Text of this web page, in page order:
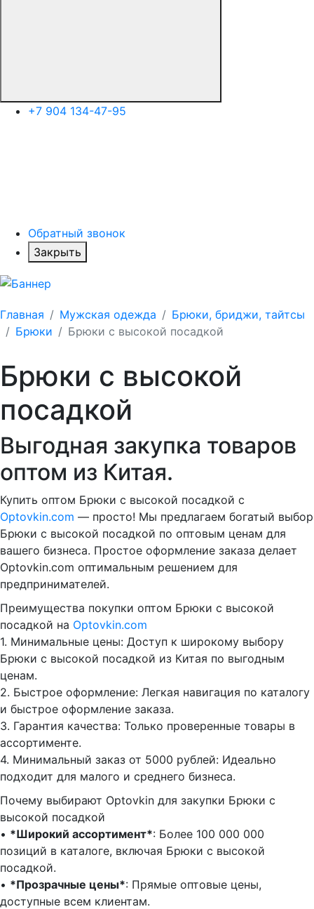
+7 904 134-47-95
Обратный звонок
Закрыть
Главная Мужская одежда
Брюки, бриджи, тайтсы
Брюки
Брюки с высокой посадкой
Брюки с высокой
посадкой
Выгодная закупка товаров
оптом из Китая.
Купить оптом Брюки с высокой посадкой с
Optovkin.com — просто! Мы предлагаем богатый выбор
Брюки с высокой посадкой по оптовым ценам для
вашего бизнеса. Простое оформление заказа делает
Optovkin.com оптимальным решением для
предпринимателей.
Преимущества покупки оптом Брюки с высокой
посадкой на Optovkin.com
1.⁠ ⁠Минимальные цены: Доступ к широкому выбору
Брюки с высокой посадкой из Китая по выгодным
ценам.
2.⁠ ⁠Быстрое оформление: Легкая навигация по каталогу
и быстрое оформление заказа.
3.⁠ ⁠Гарантия качества: Только проверенные товары в
ассортименте.
4.⁠ ⁠Минимальный заказ от 5000 рублей: Идеально
подходит для малого и среднего бизнеса.
Почему выбирают Optovkin для закупки Брюки с
высокой посадкой
•⁠ ⁠ *Широкий ассортимент*: Более 100 000 000
позиций в каталоге, включая Брюки с высокой
посадкой.
•⁠ ⁠ *Прозрачные цены*: Прямые оптовые цены,
доступные всем клиентам.